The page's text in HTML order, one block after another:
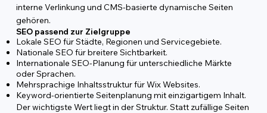
interne Verlinkung und CMS-basierte dynamische Seiten
gehören.
SEO passend zur Zielgruppe
Lokale SEO für Städte, Regionen und Servicegebiete.
Nationale SEO für breitere Sichtbarkeit.
Internationale SEO-Planung für unterschiedliche Märkte
oder Sprachen.
Mehrsprachige Inhaltsstruktur für Wix Websites.
Keyword-orientierte Seitenplanung mit einzigartigem Inhalt.
Der wichtigste Wert liegt in der Struktur. Statt zufällige Seiten